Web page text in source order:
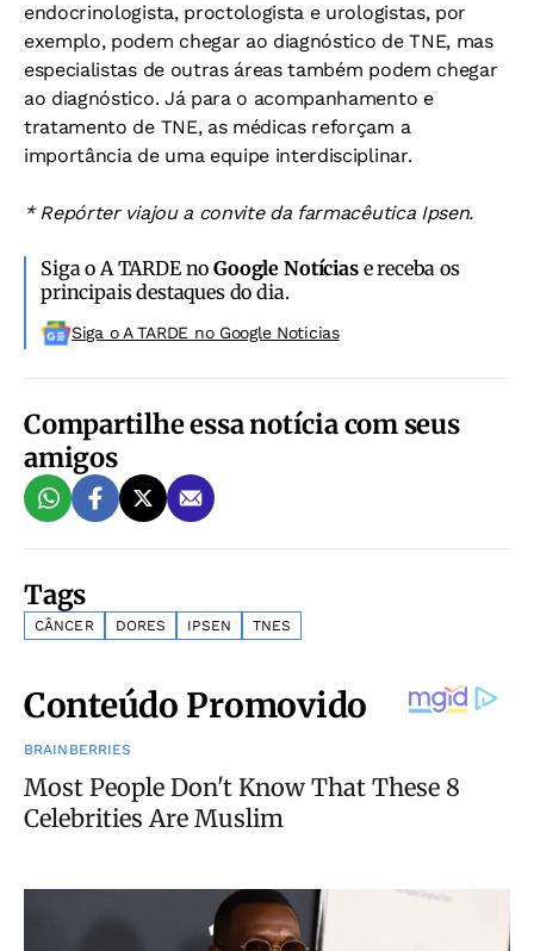
endocrinologista, proctologista e urologistas, por
exemplo, podem chegar ao diagnóstico de TNE, mas
especialistas de outras áreas também podem chegar
ao diagnóstico. Já para o acompanhamento e
tratamento de TNE, as médicas reforçam a
importância de uma equipe interdisciplinar.
* Repórter viajou a convite da farmacêutica Ipsen.
Siga o A TARDE noGoogle Notíciase receba os
principais destaques do dia.
Siga o A TARDE no Google Noticias
Compartilhe essa notícia com seus
amigos
Tags
CÂNCER DORES IPSEN TNES